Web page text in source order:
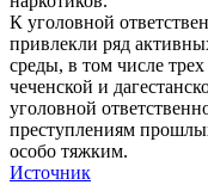
К уголовной
привлекли ряд
среды, в том числе
чеченской и
уголовной
преступлениям
особо тяжким.
Источник